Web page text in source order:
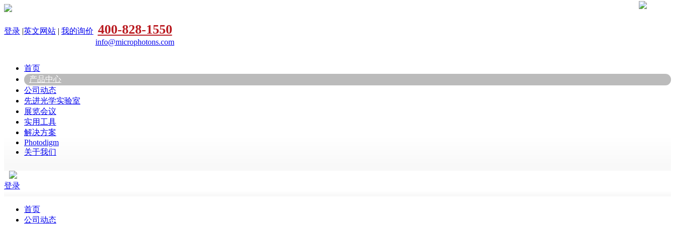
登录 |英文网站 | 我的询价 400-828-1550
info@microphotons.com
首页
产品中心
公司动态
先进光学实验室
展览会议
实用工具
解决方案
Photodigm
关于我们
登录
首页
公司动态